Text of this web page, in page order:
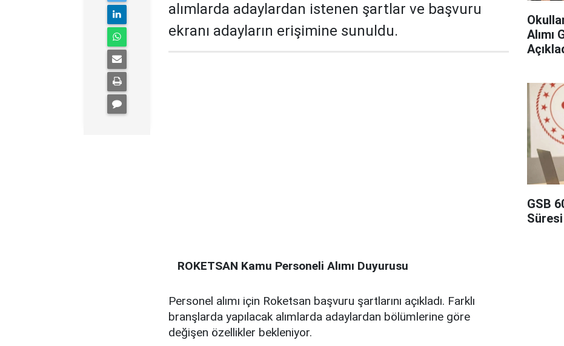
alımlarda adaylardan istenen şartlar ve başvuru
ekranı adayların erişimine sunuldu.
ROKETSAN Kamu Personeli Alımı Duyurusu
Personel alımı için Roketsan başvuru şartlarını açıkladı. Farklı
branşlarda yapılacak alımlarda adaylardan bölümlerine göre
değişen özellikler bekleniyor.
Alımı
GSB